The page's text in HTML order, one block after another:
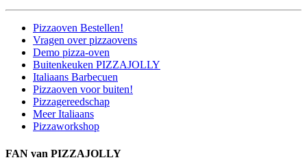
Pizzaoven Bestellen!
Vragen over pizzaovens
Demo pizza-oven
Buitenkeuken PIZZAJOLLY
Italiaans Barbecuen
Pizzaoven voor buiten!
Pizzagereedschap
Meer Italiaans
Pizzaworkshop
FAN van PIZZAJOLLY